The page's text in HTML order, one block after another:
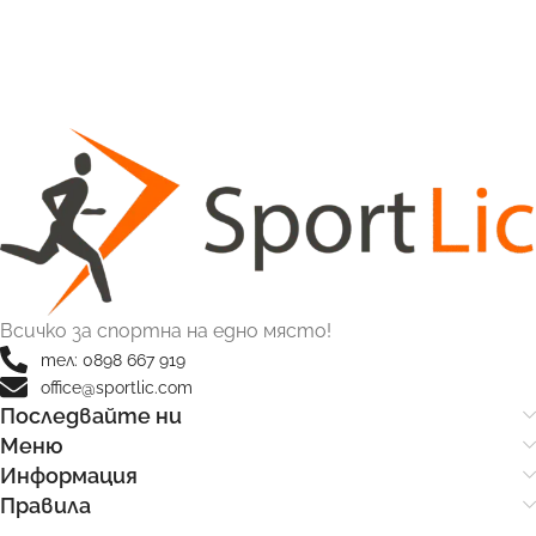
Всичко за спортна на едно място!
тел: 0898 667 919
office@sportlic.com
Последвайте ни
Меню
Информация
Правила